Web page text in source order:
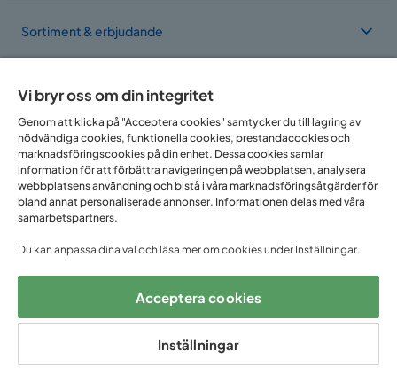
Sortiment & erbjudande
Vi finns i flera länder
Följ oss på:
Vi bryr oss om din integritet
Genom att klicka på "Acceptera cookies" samtycker du till lagring av
nödvändiga cookies, funktionella cookies, prestandacookies och
marknadsföringscookies på din enhet. Dessa cookies samlar
information för att förbättra navigeringen på webbplatsen, analysera
webbplatsens användning och bistå i våra marknadsföringsåtgärder för
bland annat personaliserade annonser. Informationen delas med våra
samarbetspartners.
Du kan anpassa dina val och läsa mer om cookies under Inställningar.
Acceptera cookies
Inställningar